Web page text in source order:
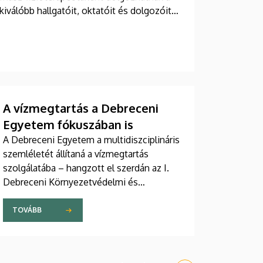
hallgatóit, oktatóit és dolgozóit
A vízmegtartás a Debreceni
Egyetem fókuszában is
A Debreceni Egyetem a multidiszciplináris
szemléletét állítaná a vízmegtartás
szolgálatába – hangzott el szerdán az I.
Debreceni Környezetvédelmi és
Vízgazdálkodási Fórumon. Az egyetem
konferenciáján a vízhiány
következményeiről, a vízmegtartás
TOVÁBB